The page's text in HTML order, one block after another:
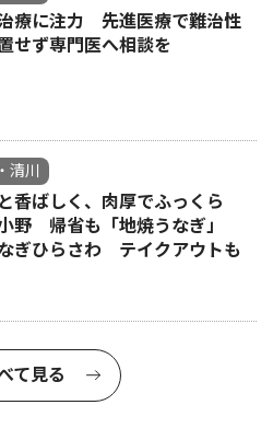
療に注力 先進医療で難治性
せず専門医へ相談を
清川
香ばしく、肉厚でふっくら
帰省も「地焼うなぎ」
ぎひらさわ テイクアウトも
て見る